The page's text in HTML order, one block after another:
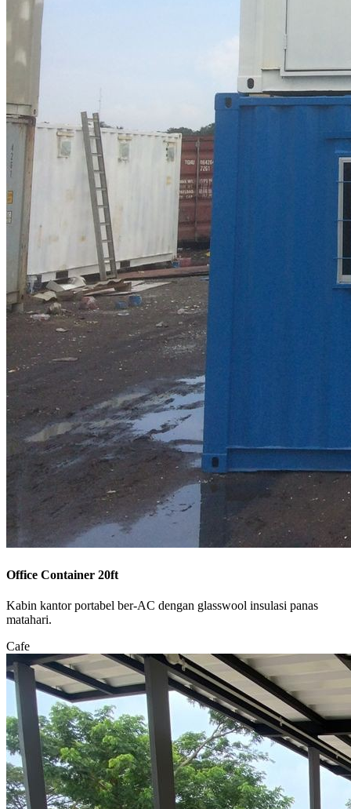
Office Container 20ft
Kabin kantor portabel ber-AC dengan glasswool insulasi panas
matahari.
Cafe